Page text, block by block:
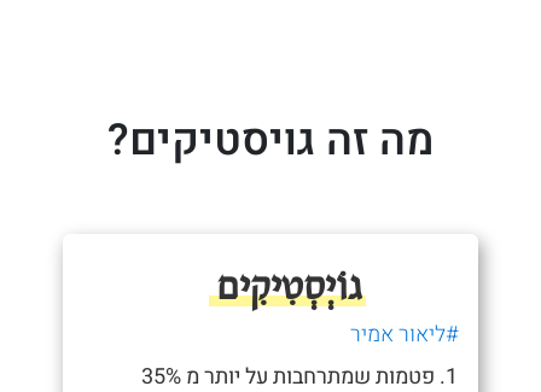
מה זה גויסטיקים?
גוֹיְסְטִיקִים
#ליאור אמיר
1. פטמות שמתרחבות על יותר מ 35%